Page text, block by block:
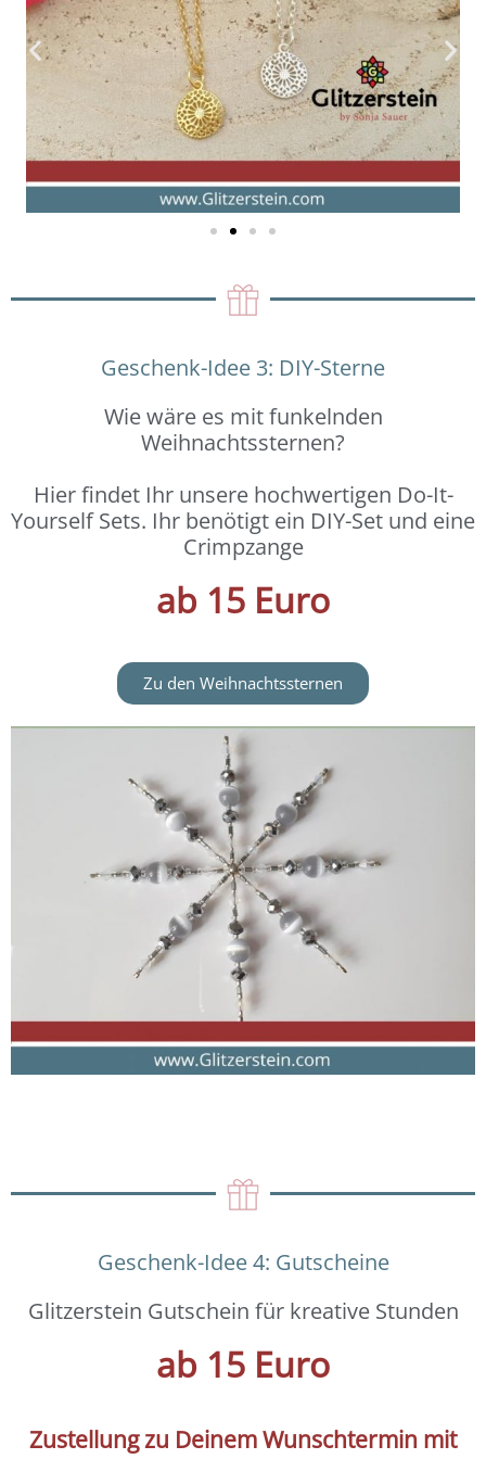
Geschenk-Idee 3: DIY-Sterne
Wie wäre es mit funkelnden
Weihnachtssternen?
Hier findet Ihr unsere hochwertigen Do-It-
Yourself Sets. Ihr benötigt ein DIY-Set und eine
Crimpzange
ab 15 Euro
Zu den Weihnachtssternen
Geschenk-Idee 4: Gutscheine
Glitzerstein Gutschein für kreative Stunden
ab 15 Euro
Zustellung zu Deinem Wunschtermin mit